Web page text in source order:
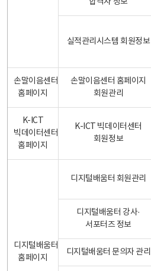
실적관리시스템 회원정보
손말이음센터
홈페이지
손말이음센터 홈페이지
회원관리
K-ICT
빅데이터센터
홈페이지
K-ICT 빅데이터센터
회원정보
디지털배움터
홈페이지
디지털배움터 회원관리
디지털배움터 강사·
서포터즈 정보
디지털배움터 문의자 관리